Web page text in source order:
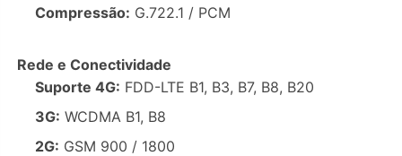
Compressão: G.722.1 / PCM
Rede e Conectividade
Suporte 4G: FDD-LTE B1, B3, B7, B8, B20
3G: WCDMA B1, B8
2G: GSM 900 / 1800